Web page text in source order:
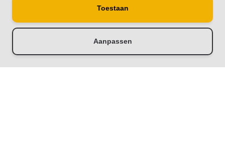
-
Rolluiken33 | Thuis in rolluiken
Toestaan
Aanpassen